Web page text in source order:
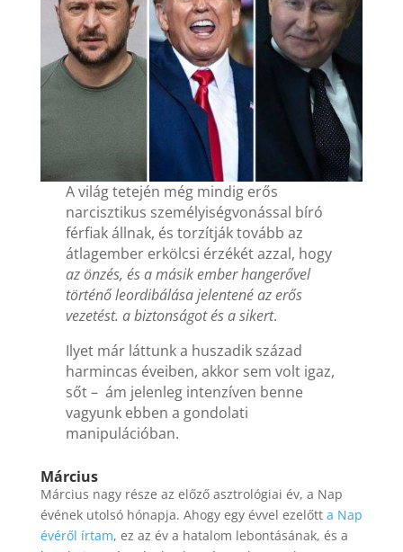
A világ tetején még mindig erős
narcisztikus személyiségvonással bíró
férfiak állnak, és torzítják tovább az
átlagember erkölcsi érzékét azzal, hogy
az önzés, és a másik ember hangerővel
történő leordibálása jelentené az erős
vezetést. a biztonságot és a sikert.
Ilyet már láttunk a huszadik század
harmincas éveiben, akkor sem volt igaz,
sőt – ám jelenleg intenzíven benne
vagyunk ebben a gondolati
manipulációban.
Március
Március nagy része az előző asztrológiai év, a Nap
évének utolsó hónapja. Ahogy egy évvel ezelőtt a Nap
évéről írtam, ez az év a hatalom lebontásának, és a